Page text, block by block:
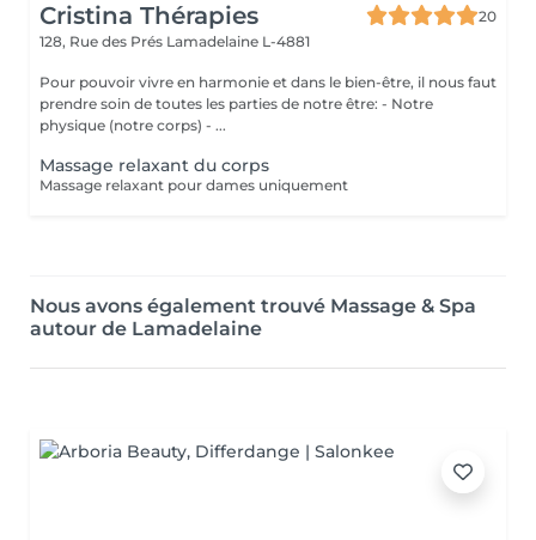
Cristina Thérapies
20
128, Rue des Prés Lamadelaine L-4881
Pour pouvoir vivre en harmonie et dans le bien-être, il nous faut
prendre soin de toutes les parties de notre être: - Notre
physique (notre corps) - ...
Massage relaxant du corps
Massage relaxant pour dames uniquement
Nous avons également trouvé Massage & Spa
autour de Lamadelaine